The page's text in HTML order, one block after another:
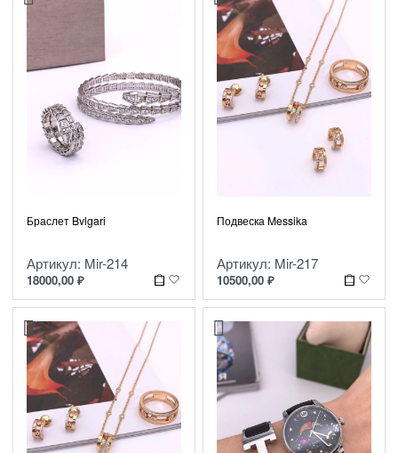
Браслет Bvlgari
Артикул: Mir-214
18000,00 ₽
Подвеска Messika
Артикул: Mir-217
10500,00 ₽